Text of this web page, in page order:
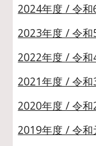
2024年度 / 令和
2023年度 / 令和
2022年度 / 令和
2021年度 / 令和
2020年度 / 令和
2019年度 / 令和